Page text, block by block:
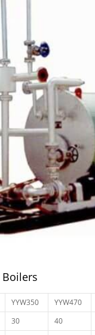
YYW350 YYW470
30 40